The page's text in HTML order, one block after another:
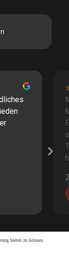
bieten zu können.
2 / 60